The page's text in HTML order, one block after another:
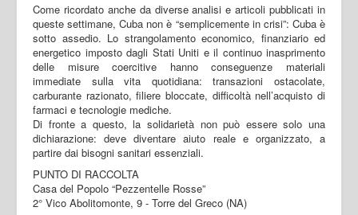
Come ricordato anche da diverse analisi e articoli pubblicati in
queste settimane, Cuba non è “semplicemente in crisi”: Cuba è
sotto assedio. Lo strangolamento economico, finanziario ed
energetico imposto dagli Stati Uniti e il continuo inasprimento
delle misure coercitive hanno conseguenze materiali
immediate sulla vita quotidiana: transazioni ostacolate,
carburante razionato, filiere bloccate, difficoltà nell’acquisto di
farmaci e tecnologie mediche.
Di fronte a questo, la solidarietà non può essere solo una
dichiarazione: deve diventare aiuto reale e organizzato, a
partire dai bisogni sanitari essenziali.
PUNTO DI RACCOLTA
Casa del Popolo “Pezzentelle Rosse”
2° Vico Abolitomonte, 9 - Torre del Greco (NA)